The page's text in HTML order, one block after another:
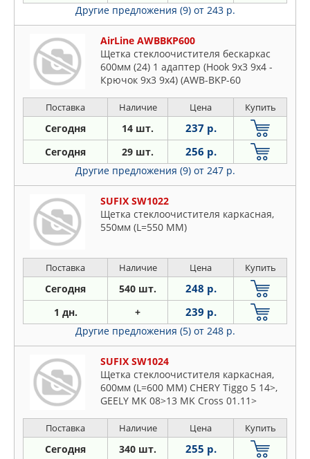
Другие предложения (9) от 243 р.
AirLine AWBBKP600
Щетка стеклоочистителя бескаркас
600мм (24) 1 адаптер (Hook 9x3 9x4 -
Крючок 9x3 9x4) (AWB-BKP-60
Поставка Наличие Цена Купить
Сегодня 14 шт. 237 р.
Сегодня 29 шт. 256 р.
Другие предложения (9) от 247 р.
SUFIX SW1022
Щетка стеклоочистителя каркасная,
550мм (L=550 ММ)
Поставка Наличие Цена Купить
Сегодня 540 шт. 248 р.
1 дн. + 239 р.
Другие предложения (5) от 248 р.
SUFIX SW1024
Щетка стеклоочистителя каркасная,
600мм (L=600 ММ) CHERY Tiggo 5 14>,
GEELY MK 08>13 MK Cross 01.11>
Поставка Наличие Цена Купить
Сегодня 340 шт. 255 р.